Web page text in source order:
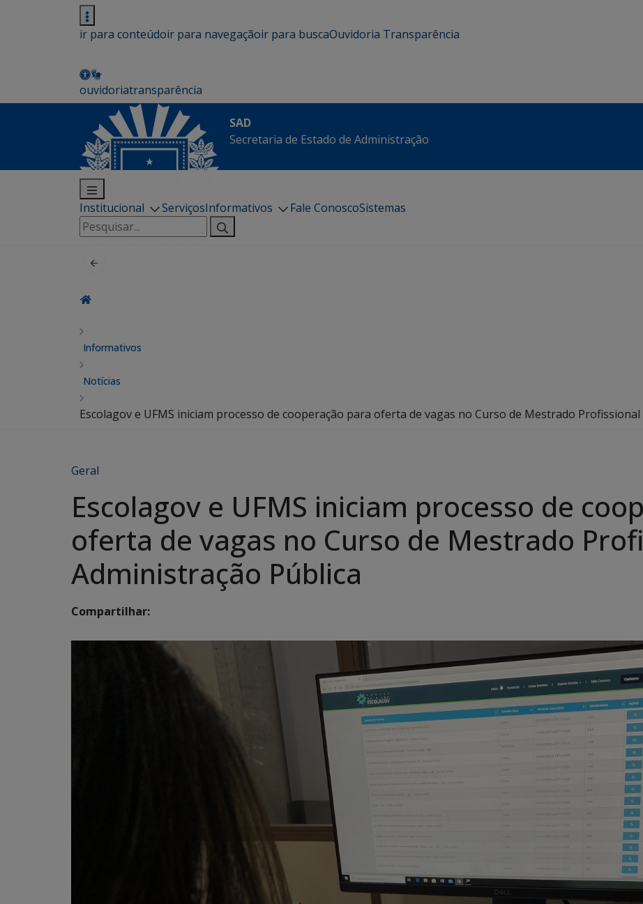
ir para conteúdoir para navegaçãoir para buscaOuvidoria Transparência
ouvidoriatransparência
SAD
Secretaria de Estado de Administração
Institucional ServiçosInformativos Fale ConoscoSistemas
Pesquisar
por:
Informativos
Notícias
Escolagov e UFMS iniciam processo de cooperação para oferta de vagas no Curso de Mestrado
Geral
Escolagov e UFMS iniciam processo de
oferta de vagas no Curso de Mestrado
Administração Pública
Compartilhar: